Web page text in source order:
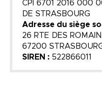
CPI 6701 2016 000
DE STRASBOURG
Adresse du siège
26 RTE DES
67200
SIREN : 522866011